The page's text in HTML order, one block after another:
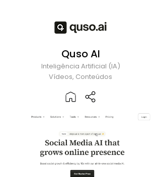
Quso AI
Inteligência Artificial (IA)
Vídeos, Conteúdos